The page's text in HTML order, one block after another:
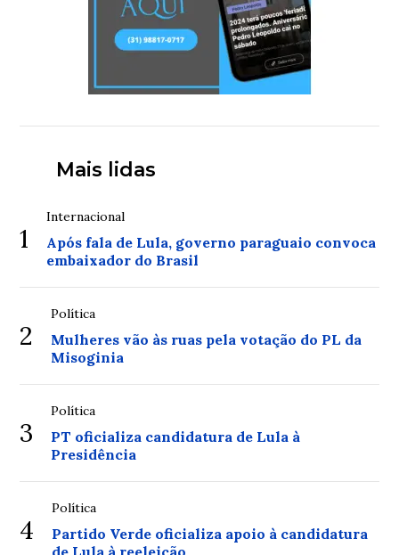
Mais lidas
1
Internacional
Após fala de Lula, governo paraguaio convoca
embaixador do Brasil
2
Política
Mulheres vão às ruas pela votação do PL da
Misoginia
3
Política
PT oficializa candidatura de Lula à
Presidência
4
Política
Partido Verde oficializa apoio à candidatura